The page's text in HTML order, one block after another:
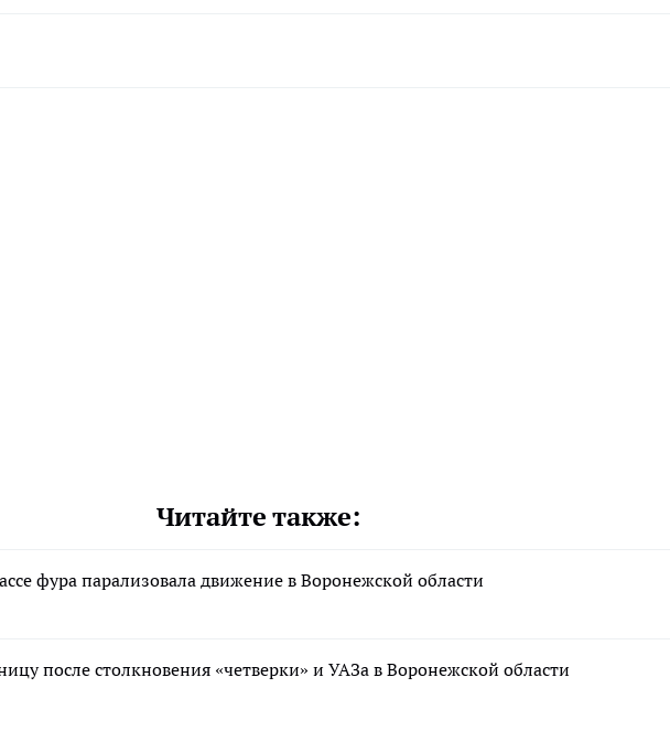
Читайте также:
фура парализовала движение в Воронежской области
после столкновения «четверки» и УАЗа в Воронежской области